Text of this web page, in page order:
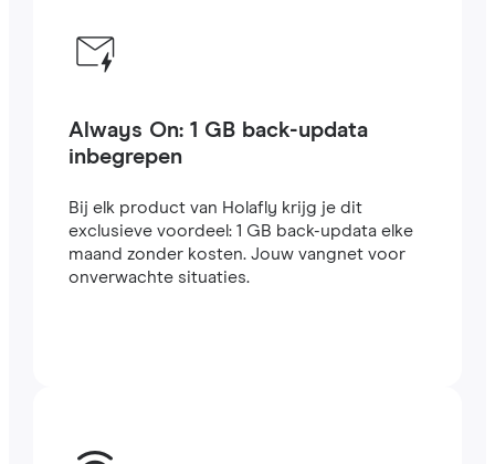
Always On: 1 GB back-updata
inbegrepen
Bij elk product van Holafly krijg je dit
exclusieve voordeel: 1 GB back-updata elke
maand zonder kosten. Jouw vangnet voor
onverwachte situaties.